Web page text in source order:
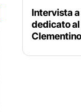
Intervista a
dedicato